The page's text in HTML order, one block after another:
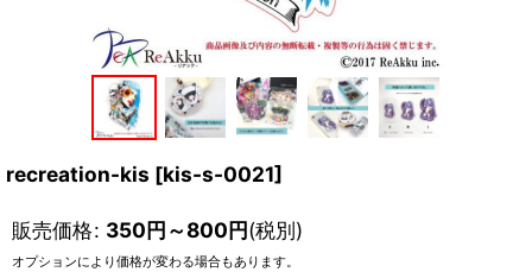
recreation-kis [kis-s-0021]
販売価格: 350円～800円(税別)
オプションにより価格が変わる場合もあります。